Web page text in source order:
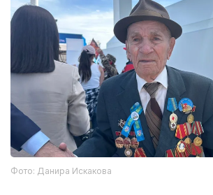
Фото: Данира Искакова